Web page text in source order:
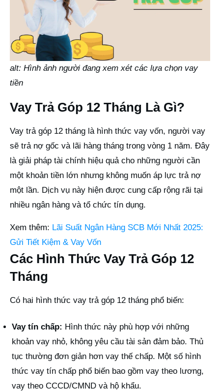
alt: Hình ảnh người đang xem xét các lựa chọn vay
tiền
Vay Trả Góp 12 Tháng Là Gì?
Vay trả góp 12 tháng là hình thức vay vốn, người vay
sẽ trả nợ gốc và lãi hàng tháng trong vòng 1 năm. Đây
là giải pháp tài chính hiệu quả cho những người cần
một khoản tiền lớn nhưng không muốn áp lực trả nợ
một lần. Dịch vụ này hiện được cung cấp rộng rãi tại
nhiều ngân hàng và tổ chức tín dụng.
Xem thêm: Lãi Suất Ngân Hàng SCB Mới Nhất 2025:
Gửi Tiết Kiệm & Vay Vốn
Các Hình Thức Vay Trả Góp 12
Tháng
Có hai hình thức vay trả góp 12 tháng phổ biến:
Vay tín chấp: Hình thức này phù hợp với những
khoản vay nhỏ, không yêu cầu tài sản đảm bảo. Thủ
tục thường đơn giản hơn vay thế chấp. Một số hình
thức vay tín chấp phổ biến bao gồm vay theo lương,
vay theo CCCD/CMND và hộ khẩu.